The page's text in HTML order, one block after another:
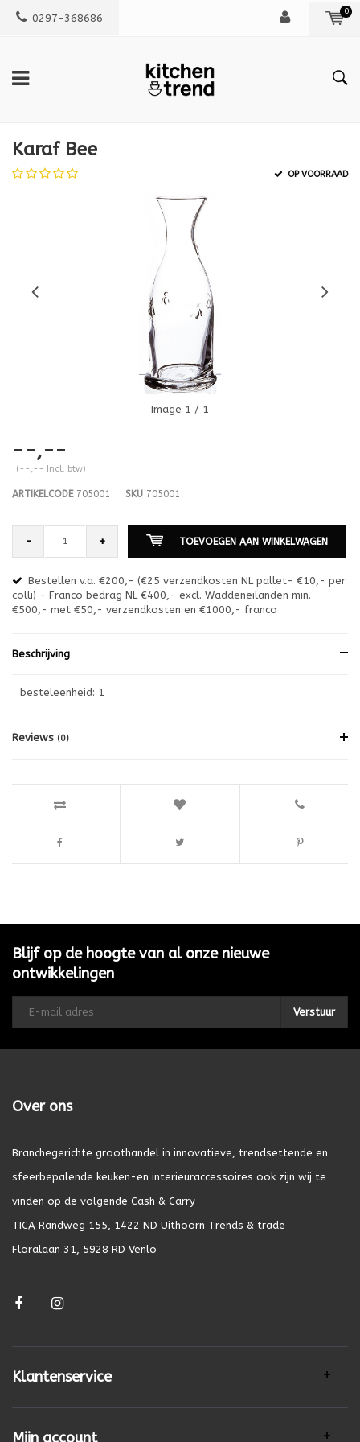
0297-368686
0
Karaf Bee
OP VOORRAAD
Image 1 / 1
--,--
(--,-- Incl. btw)
ARTIKELCODE705001 SKU 705001
- + TOEVOEGEN AAN WINKELWAGEN
Bestellen v.a. €200,- (€25 verzendkosten NL pallet- €10,- per
colli) - Franco bedrag NL €400,- excl. Waddeneilanden min.
€500,- met €50,- verzendkosten en €1000,- franco
Beschrijving
besteleenheid: 1
Reviews (0)
Blijf op de hoogte van al onze nieuwe
ontwikkelingen
Verstuur
Over ons
Branchegerichte groothandel in innovatieve, trendsettende en
sfeerbepalende keuken-en interieuraccessoires ook zijn wij te
vinden op de volgende Cash & Carry
TICA Randweg 155, 1422 ND Uithoorn Trends & trade
Floralaan 31, 5928 RD Venlo
Klantenservice
Mijn account